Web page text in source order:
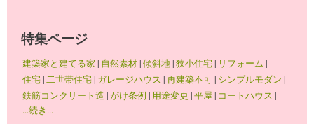
特集ページ
建築家と建てる家 | 自然素材|傾斜地|狭小住宅| リフォーム |
住宅|二世帯住宅| ガレージハウス |再建築不可| シンプルモダン |
鉄筋コンクリート造 |がけ条例 | 用途変更 |平屋 | コートハウス |
...続き...